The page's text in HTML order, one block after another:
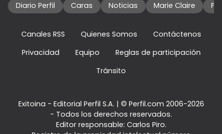
Diario Perfil Caras Noticias Marie Claire
Canales RSS Quienes Somos
Contáctenos
Privacidad
Equipo
Reglas de participación
Tránsito
Exitoina - Editorial Perfil S.A. | © Perfil.com 2006-2026
- Todos los derechos reservados.
Editor responsable: Carlos Piro.